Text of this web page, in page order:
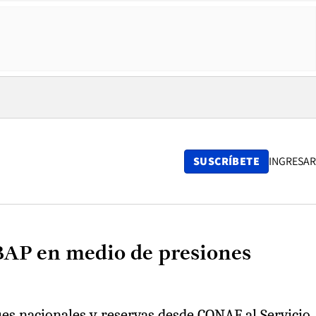
SUSCRÍBETE INGRESAR
en medio de presiones